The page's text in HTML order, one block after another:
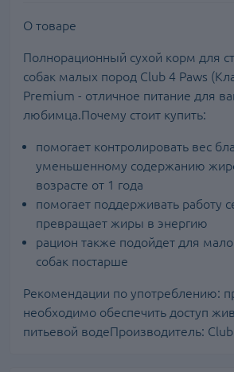
О товаре
Полнорационный сухой корм для
собак малых пород Club 4 Paws
Premium - отличное питание для
любимца.Почему стоит купить:
помогает контролировать вес
уменьшенному содержанию
возрасте от 1 года
помогает поддерживать работу
превращает жиры в энергию
рацион также подойдет для
собак постарше
Рекомендации по употреблению:
необходимо обеспечить доступ
питьевой водеПроизводитель: